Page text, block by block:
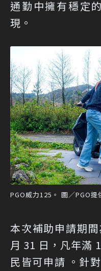
通勤中擁有穩定
現。
PGO威力125。 圖／PGO提
本次補助申請期
月 31 日，凡年滿
民皆可申請 。針